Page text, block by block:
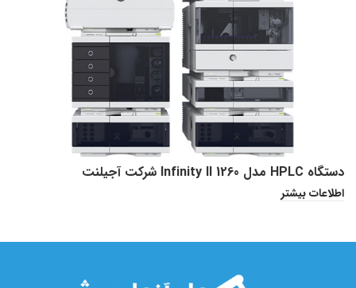
دستگاه HPLC مدل Infinity II 1260 شرکت آجیلنت
اطلاعات بیشتر